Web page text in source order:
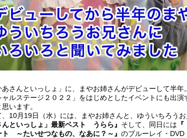
あさんといっしょ」に、まやお姉さんがデビューして半
ャルステージ２０２２」をはじめとしたイベントにも出
います。
、10月19日（水）には、まやお姉さんと、ゆういちろう
んといっしょ」最新ベスト うらら』 そして、同日には
ト ～たいせつなもの、なあに？～』 のブルーレイ・DVD